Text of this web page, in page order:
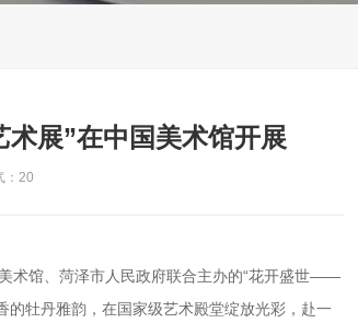
展”在中国美术馆开展
：20
术馆、菏泽市人民政府联合主办的“花开盛世——
的牡丹雅韵，在国家级艺术殿堂绽放光彩，赴一